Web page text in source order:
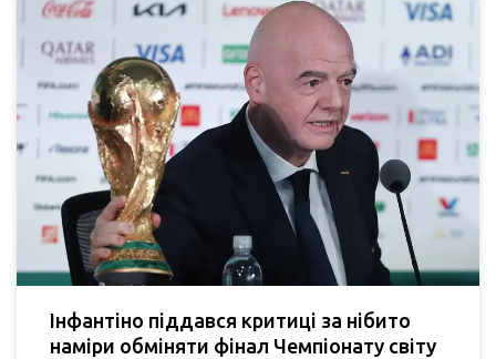
Інфантіно піддався критиці за нібито
наміри обміняти фінал Чемпіонату світу